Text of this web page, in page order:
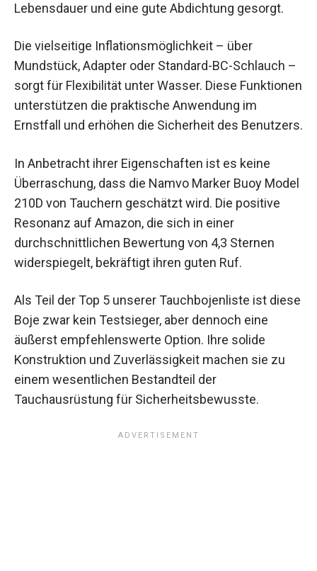
Lebensdauer und eine gute Abdichtung gesorgt.
Die vielseitige Inflationsmöglichkeit – über
Mundstück, Adapter oder Standard-BC-Schlauch –
sorgt für Flexibilität unter Wasser. Diese Funktionen
unterstützen die praktische Anwendung im
Ernstfall und erhöhen die Sicherheit des Benutzers.
In Anbetracht ihrer Eigenschaften ist es keine
Überraschung, dass die Namvo Marker Buoy Model
210D von Tauchern geschätzt wird. Die positive
Resonanz auf Amazon, die sich in einer
durchschnittlichen Bewertung von 4,3 Sternen
widerspiegelt, bekräftigt ihren guten Ruf.
Als Teil der Top 5 unserer Tauchbojenliste ist diese
Boje zwar kein Testsieger, aber dennoch eine
äußerst empfehlenswerte Option. Ihre solide
Konstruktion und Zuverlässigkeit machen sie zu
einem wesentlichen Bestandteil der
Tauchausrüstung für Sicherheitsbewusste.